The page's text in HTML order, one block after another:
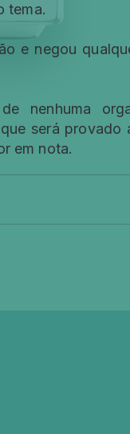
tema.
e negou
nenhuma
será
em nota.